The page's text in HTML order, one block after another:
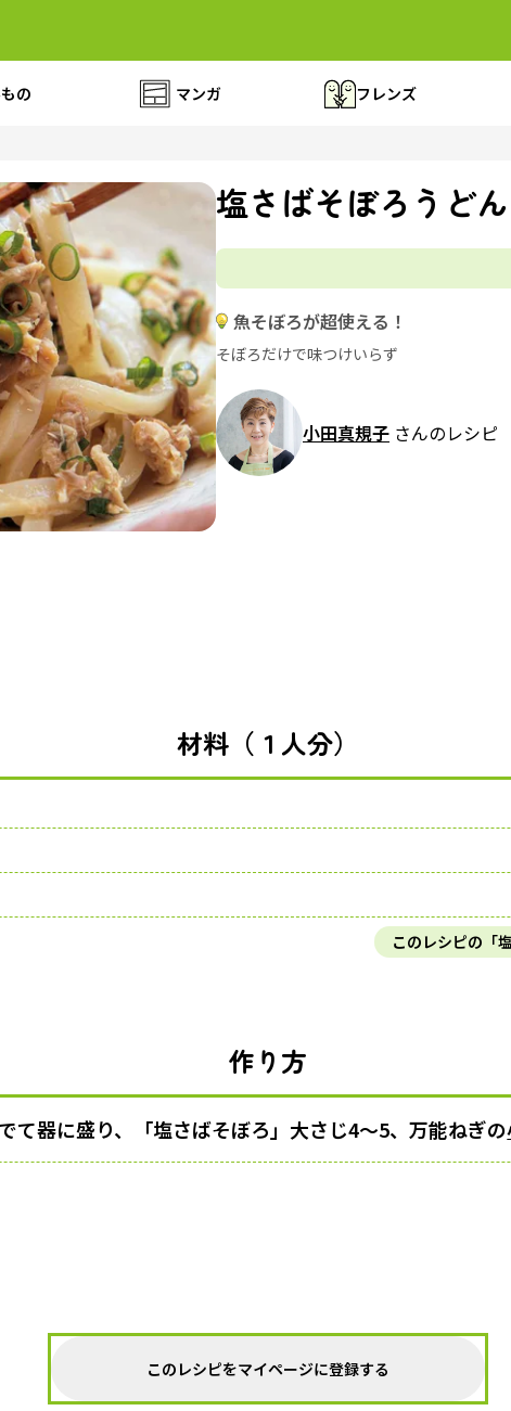
の マンガ フレンズ
塩さばそぼろうどん
魚そぼろが超使える！
そぼろだけで味つけいらず
小田真規子 さんのレシピ
材料（１人分）
このレシピの「
作り方
て器に盛り、「塩さばそぼろ」大さじ4～5、万能ねぎの
このレシピをマイページに登録する